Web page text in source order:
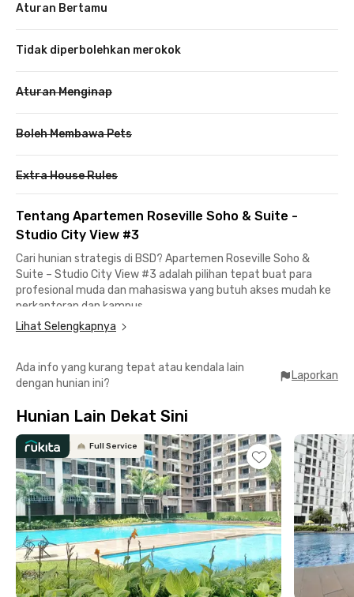
Aturan Bertamu
Tidak diperbolehkan merokok
Aturan Menginap
Boleh Membawa Pets
Extra House Rules
Tentang Apartemen Roseville Soho & Suite -
Studio City View #3
Cari hunian strategis di BSD? Apartemen Roseville Soho &
Suite – Studio City View #3 adalah pilihan tepat buat para
profesional muda dan mahasiswa yang butuh akses mudah ke
perkantoran dan kampus.
🚶 Dekat ke kantor & kampus!
📍10 menit berkendara ke Traveloka Campus, Sinar Mas Land
Plaza, dan The Breeze BSD City
📍 13 menit ke Universitas Prasetiya Mulya Kampus BSD
🍽️ Banyak tempat makan & nongkrong
Tinggal di sini bikin hidup makin praktis! Dari McDonald's, Masagi
Koffee @Batubata, Soto Betawi H. Mamat, hingga TerasKota
Mall bisa kamu capai dalam 8 menit berkendara aja.
🏠 Fasilitas lengkap, tinggal check-in!
Unitnya sudah fully furnished dengan AC, TV, balkon, kamar
mandi dalam, dan kitchen set lengkap. Ada juga area parkir luas
buat kendaraan pribadimu.
Lihat Selengkapnya
Ada info yang kurang tepat atau kendala lain
dengan hunian ini?
Laporkan
Hunian Lain Dekat Sini
Full Service